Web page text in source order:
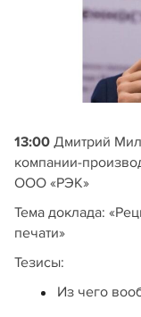
13:00 Дмитрий
компании-
ООО «РЭК»
Тема доклада:
печати»
Тезисы:
Из чего